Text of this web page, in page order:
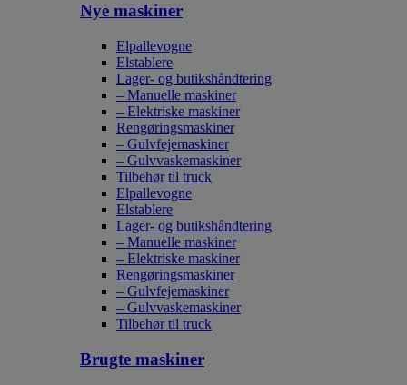
Nye maskiner
Elpallevogne
Elstablere
Lager- og butikshåndtering
– Manuelle maskiner
– Elektriske maskiner
Rengøringsmaskiner
– Gulvfejemaskiner
– Gulvvaskemaskiner
Tilbehør til truck
Elpallevogne
Elstablere
Lager- og butikshåndtering
– Manuelle maskiner
– Elektriske maskiner
Rengøringsmaskiner
– Gulvfejemaskiner
– Gulvvaskemaskiner
Tilbehør til truck
Brugte maskiner